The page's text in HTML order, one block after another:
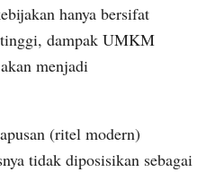
hanya bersifat
dampak UMKM
menjadi
(ritel modern)
tidak diposisikan sebagai